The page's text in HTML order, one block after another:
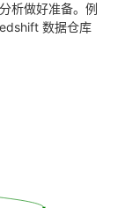
析做好准备。例
数据仓库